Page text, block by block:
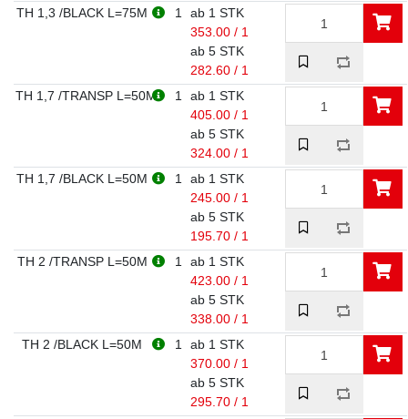
TH 1,3 /BLACK L=75M
1
ab 1 STK
353.00 / 1
ab 5 STK
282.60 / 1
TH 1,7 /TRANSP L=50M
1
ab 1 STK
405.00 / 1
ab 5 STK
324.00 / 1
TH 1,7 /BLACK L=50M
1
ab 1 STK
245.00 / 1
ab 5 STK
195.70 / 1
TH 2 /TRANSP L=50M
1
ab 1 STK
423.00 / 1
ab 5 STK
338.00 / 1
TH 2 /BLACK L=50M
1
ab 1 STK
370.00 / 1
ab 5 STK
295.70 / 1